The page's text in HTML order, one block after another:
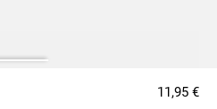
11,95 €